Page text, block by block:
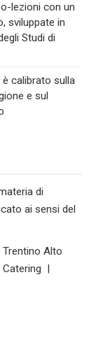
lezioni con un
sviluppate in
Studi di
calibrato sulla
e sul
di
ai sensi del
Trentino Alto
Catering |